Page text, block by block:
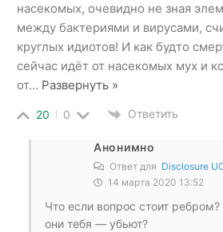
насекомых, очевидно не зная
между бактериями и вирусами,
круглых идиотов! И как будто
сейчас идёт от насекомых мух и
от… Развернуть »
20 0 Ответить
Анонимно
Ответ для Disclosure
14 марта 2020 13:52
Что если вопрос стоит
они тебя — убьют?